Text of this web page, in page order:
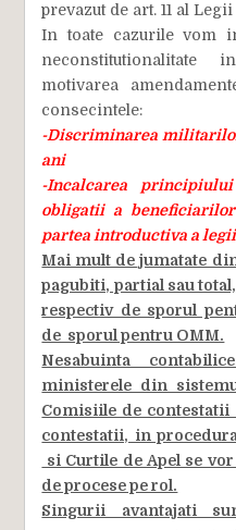
prevazut de art. 11 al Legii
In toate cazurile vom
motivarea
consecintele:
-Discriminarea
ani
-Incalcarea
obligatii a
partea introductiva a
Mai mult de jumatate
pagubiti, partial sau
respectiv de sporul
de sporul pentru OMM.
Nesabuinta
ministerele din
Comisiile de
contestatii, in
si Curtile de Apel se
de procese pe rol.
Singurii avantajati